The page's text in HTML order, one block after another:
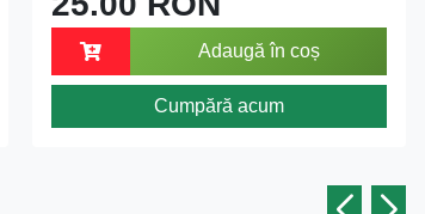
Adaugă în coș
Cumpără acum